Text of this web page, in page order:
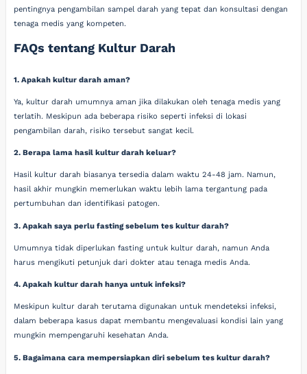
pentingnya pengambilan sampel darah yang tepat dan konsultasi dengan
tenaga medis yang kompeten.
FAQs tentang Kultur Darah
1. Apakah kultur darah aman?
Ya, kultur darah umumnya aman jika dilakukan oleh tenaga medis yang
terlatih. Meskipun ada beberapa risiko seperti infeksi di lokasi
pengambilan darah, risiko tersebut sangat kecil.
2. Berapa lama hasil kultur darah keluar?
Hasil kultur darah biasanya tersedia dalam waktu 24-48 jam. Namun,
hasil akhir mungkin memerlukan waktu lebih lama tergantung pada
pertumbuhan dan identifikasi patogen.
3. Apakah saya perlu fasting sebelum tes kultur darah?
Umumnya tidak diperlukan fasting untuk kultur darah, namun Anda
harus mengikuti petunjuk dari dokter atau tenaga medis Anda.
4. Apakah kultur darah hanya untuk infeksi?
Meskipun kultur darah terutama digunakan untuk mendeteksi infeksi,
dalam beberapa kasus dapat membantu mengevaluasi kondisi lain yang
mungkin mempengaruhi kesehatan Anda.
5. Bagaimana cara mempersiapkan diri sebelum tes kultur darah?